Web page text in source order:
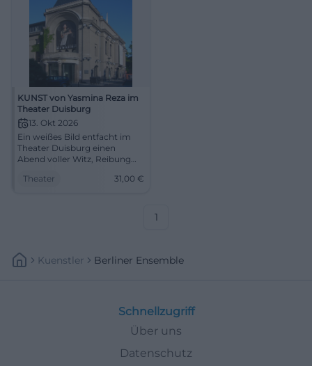
KUNST von Yasmina Reza im
Theater Duisburg
13. Okt 2026
Ein weißes Bild entfacht im
Theater Duisburg einen
Abend voller Witz, Reibung
dem Berliner Ensemble am
Theater 31,00 €
1
Kuenstler Berliner Ensemble
Schnellzugriff
Über uns
Datenschutz